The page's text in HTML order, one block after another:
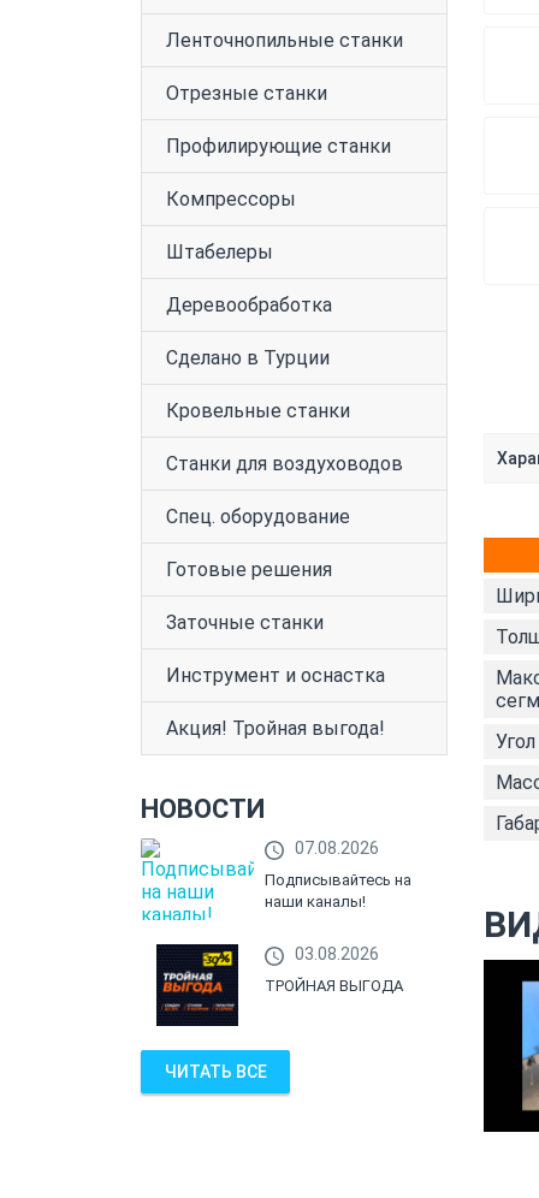
Ленточнопильные станки
Отрезные станки
Профилирующие станки
Компрессоры
Штабелеры
Деревообработка
Сделано в Турции
Кровельные станки
Станки для воздуховодов
Спец. оборудование
Готовые решения
Заточные станки
Инструмент и оснастка
Акция! Тройная выгода!
НОВОСТИ
07.08.2026
Подписывайтесь на
наши каналы!
03.08.2026
ТРОЙНАЯ ВЫГОДА
ЧИТАТЬ ВСЕ